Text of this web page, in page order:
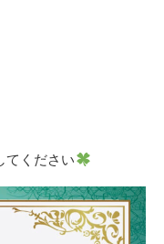
てください